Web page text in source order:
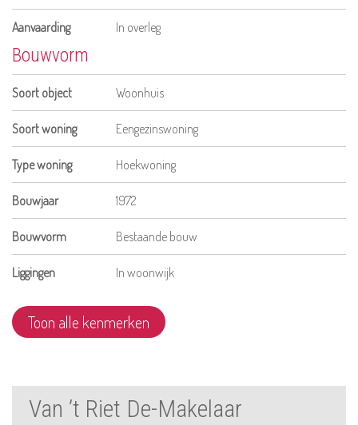
Aanvaarding In overleg
Bouwvorm
Soort object Woonhuis
Soort woning Eengezinswoning
Type woning Hoekwoning
Bouwjaar 1972
Bouwvorm Bestaande bouw
Liggingen In woonwijk
Toon alle kenmerken
Van ’t Riet De-Makelaar